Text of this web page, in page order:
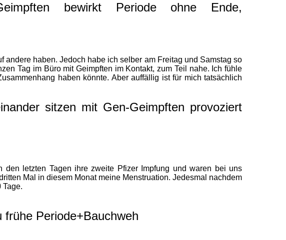
bewirkt Periode ohne Ende,
haben. Jedoch habe ich selber am Freitag und Samstag so
Tag im Büro mit Geimpften im Kontakt, zum Teil nahe. Ich fühle
haben könnte. Aber auffällig ist für mich tatsächlich
sitzen mit Gen-Geimpften provoziert
letzten Tagen ihre zweite Pfizer Impfung und waren bei uns
Mal in diesem Monat meine Menstruation. Jedesmal nachdem
Tage.
Periode+Bauchweh